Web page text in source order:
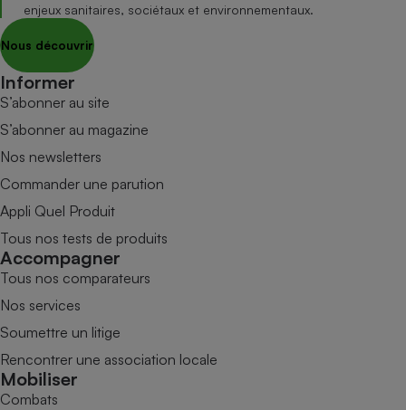
enjeux sanitaires, sociétaux et environnementaux.
Nous découvrir
Informer
S’abonner au site
S’abonner au magazine
Nos newsletters
Commander une parution
Appli Quel Produit
Tous nos tests de produits
Accompagner
Tous nos comparateurs
Nos services
Soumettre un litige
Rencontrer une association locale
Mobiliser
Combats